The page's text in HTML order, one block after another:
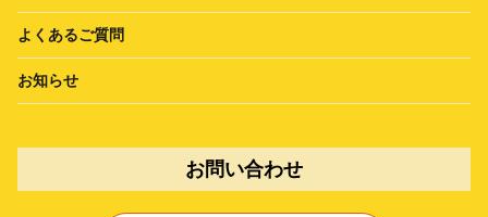
よくあるご質問
お知らせ
お問い合わせ